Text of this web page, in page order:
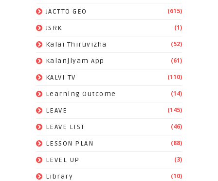
JACTTO GEO (615)
JSRK (1)
Kalai Thiruvizha (52)
Kalanjiyam App (61)
KALVI TV (110)
Learning Outcome (14)
LEAVE (145)
LEAVE LIST (46)
LESSON PLAN (88)
LEVEL UP (3)
Library (10)